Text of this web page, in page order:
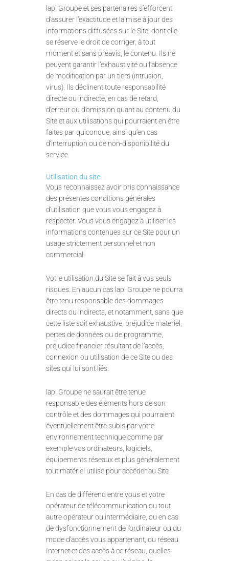
lapi Groupe et ses partenaires s’efforcent
d’assurer l’exactitude et la mise à jour des
informations diffusées sur le Site, dont elle
se réserve le droit de corriger, à tout
moment et sans préavis, le contenu. Ils ne
peuvent garantir l’exhaustivité ou l’absence
de modification par un tiers (intrusion,
virus). Ils déclinent toute responsabilité
directe ou indirecte, en cas de retard,
d’erreur ou d’omission quant au contenu du
Site et aux utilisations qui pourraient en être
faites par quiconque, ainsi qu’en cas
d’interruption ou de non-disponibilité du
service.
Utilisation du site
Vous reconnaissez avoir pris connaissance
des présentes conditions générales
d’utilisation que vous vous engagez à
respecter. Vous vous engagez à utiliser les
informations contenues sur ce Site pour un
usage strictement personnel et non
commercial.
Votre utilisation du Site se fait à vos seuls
risques. En aucun cas lapi Groupe ne pourra
être tenu responsable des dommages
directs ou indirects, et notamment, sans que
cette liste soit exhaustive, préjudice matériel,
pertes de données ou de programme,
préjudice financier résultant de l’accès,
connexion ou utilisation de ce Site ou des
sites qui lui sont liés.
lapi Groupe ne saurait être tenue
responsable des éléments hors de son
contrôle et des dommages qui pourraient
éventuellement être subis par votre
environnement technique comme par
exemple vos ordinateurs, logiciels,
équipements réseaux et plus généralement
tout matériel utilisé pour accéder au Site
En cas de différend entre vous et votre
opérateur de télécommunication ou tout
autre opérateur ou intermédiaire, ou en cas
de dysfonctionnement de l’ordinateur ou du
mode d’accès vous appartenant, du réseau
Internet et des accès à ce réseau, quelles